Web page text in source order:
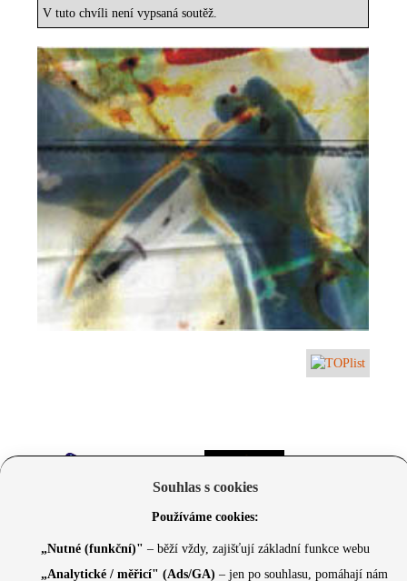
V tuto chvíli není vypsaná soutěž.
Souhlas s cookies
Používáme cookies:
„Nutné (funkční)" – běží vždy, zajišťují základní funkce webu
„Analytické / měřicí" (Ads/GA) – jen po souhlasu, pomáhají nám